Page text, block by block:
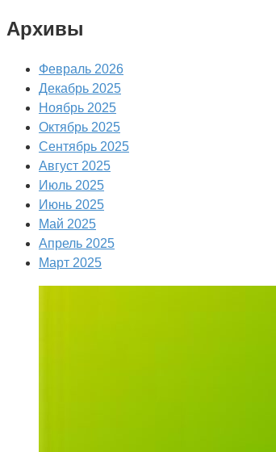
Архивы
Февраль 2026
Декабрь 2025
Ноябрь 2025
Октябрь 2025
Сентябрь 2025
Август 2025
Июль 2025
Июнь 2025
Май 2025
Апрель 2025
Март 2025